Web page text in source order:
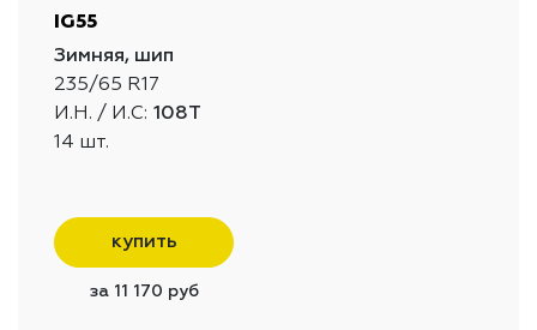
IG55
Зимняя, шип
235/65 R17
И.Н. / И.С: 108T
14 шт.
купить
за 11 170 руб